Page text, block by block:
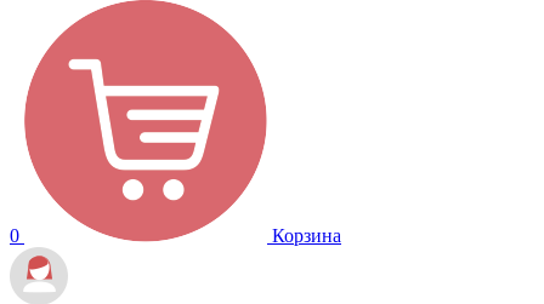
0 Корзина